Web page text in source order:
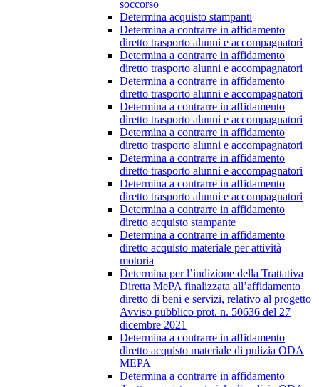
soccorso
Determina acquisto stampanti
Determina a contrarre in affidamento
diretto trasporto alunni e accompagnatori
Determina a contrarre in affidamento
diretto trasporto alunni e accompagnatori
Determina a contrarre in affidamento
diretto trasporto alunni e accompagnatori
Determina a contrarre in affidamento
diretto trasporto alunni e accompagnatori
Determina a contrarre in affidamento
diretto trasporto alunni e accompagnatori
Determina a contrarre in affidamento
diretto trasporto alunni e accompagnatori
Determina a contrarre in affidamento
diretto trasporto alunni e accompagnatori
Determina a contrarre in affidamento
diretto acquisto stampante
Determina a contrarre in affidamento
diretto acquisto materiale per attività
motoria
Determina per l’indizione della Trattativa
Diretta MePA finalizzata all’affidamento
diretto di beni e servizi, relativo al progetto
Avviso pubblico prot. n. 50636 del 27
dicembre 2021
Determina a contrarre in affidamento
diretto acquisto materiale di pulizia ODA
MEPA
Determina a contrarre in affidamento